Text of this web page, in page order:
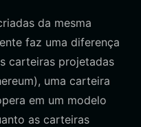
da mesma
faz uma diferença
carteiras projetadas
uma carteira
em um modelo
as carteiras